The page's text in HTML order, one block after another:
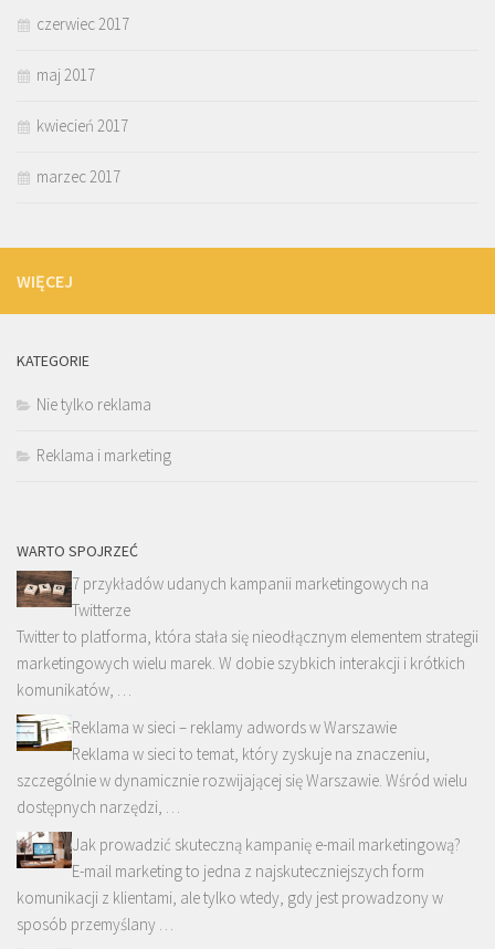
czerwiec 2017
maj 2017
kwiecień 2017
marzec 2017
WIĘCEJ
KATEGORIE
Nie tylko reklama
Reklama i marketing
WARTO SPOJRZEĆ
7 przykładów udanych kampanii marketingowych na
Twitterze
Twitter to platforma, która stała się nieodłącznym elementem strategii
marketingowych wielu marek. W dobie szybkich interakcji i krótkich
komunikatów, …
Reklama w sieci – reklamy adwords w Warszawie
Reklama w sieci to temat, który zyskuje na znaczeniu,
szczególnie w dynamicznie rozwijającej się Warszawie. Wśród wielu
dostępnych narzędzi, …
Jak prowadzić skuteczną kampanię e-mail marketingową?
E-mail marketing to jedna z najskuteczniejszych form
komunikacji z klientami, ale tylko wtedy, gdy jest prowadzony w
sposób przemyślany …